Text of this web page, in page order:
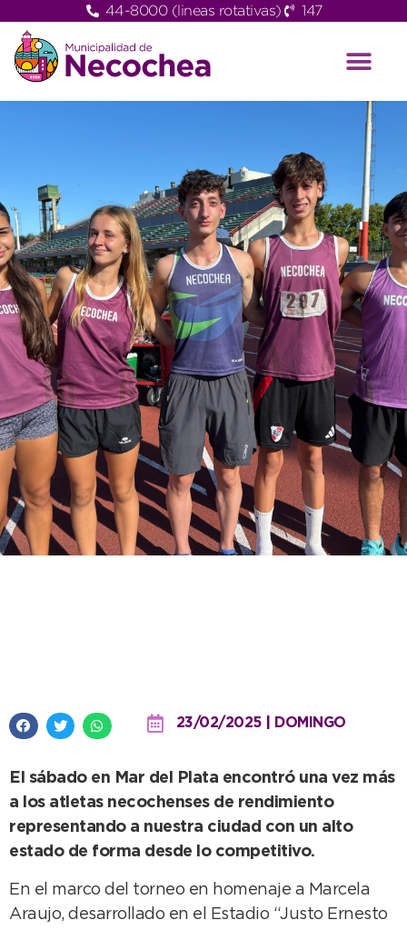
44-8000 (lineas rotativas) 147
23/02/2025 | DOMINGO
El sábado en Mar del Plata encontró una vez más
a los atletas necochenses de rendimiento
representando a nuestra ciudad con un alto
estado de forma desde lo competitivo.
En el marco del torneo en homenaje a Marcela
Araujo, desarrollado en el Estadio “Justo Ernesto